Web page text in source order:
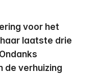
voor het
laatste drie
de verhuizing